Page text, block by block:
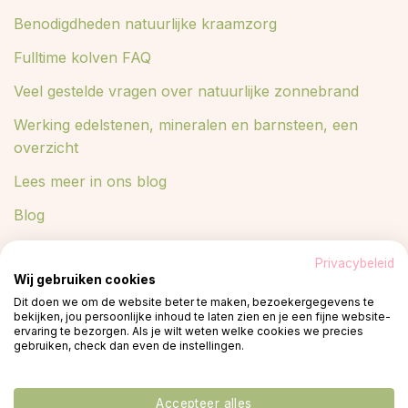
Benodigdheden natuurlijke kraamzorg
Fulltime kolven FAQ
Veel gestelde vragen over natuurlijke zonnebrand
Werking edelstenen, mineralen en barnsteen, een
overzicht
Lees meer in ons blog
Blog
© 2026 - Privacy policy plant een boom
Privacybeleid
Wij gebruiken cookies
Dit doen we om de website beter te maken, bezoekergegevens te
bekijken, jou persoonlijke inhoud te laten zien en je een fijne website-
ervaring te bezorgen. Als je wilt weten welke cookies we precies
gebruiken, check dan even de instellingen.
Accepteer alles